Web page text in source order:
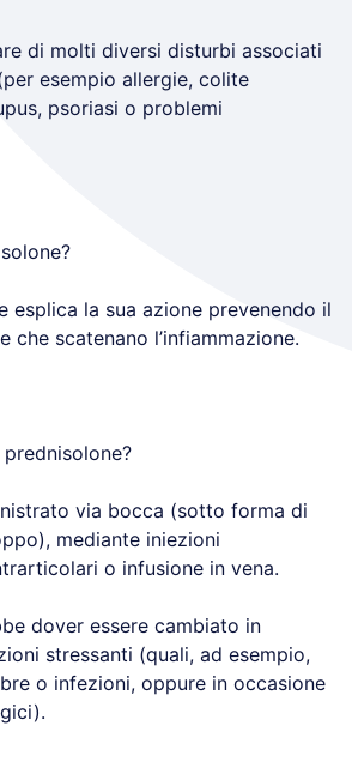
di molti diversi disturbi associati
esempio allergie, colite
psoriasi o problemi
esplica la sua azione prevenendo il
che scatenano l’infiammazione.
via bocca (sotto forma di
mediante iniezioni
o infusione in vena.
dover essere cambiato in
stressanti (quali, ad esempio,
o infezioni, oppure in occasione